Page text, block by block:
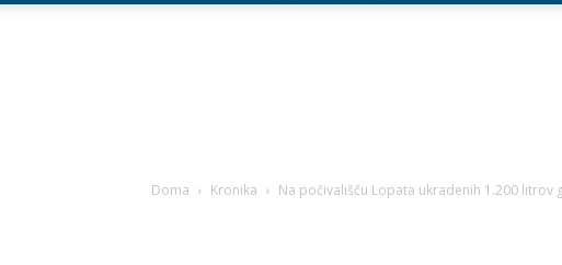
Doma Kronika Na počivališču Lopata ukradenih 1.200 litrov